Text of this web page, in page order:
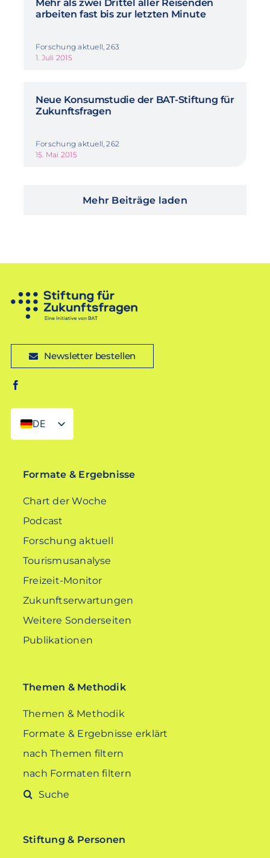
Mehr als zwei Drittel aller Reisenden
arbeiten fast bis zur letzten Minute
Forschung aktuell, 263
1. Juli 2015
Neue Konsumstudie der BAT-Stiftung für
Zukunftsfragen
Forschung aktuell, 262
15. Mai 2015
Mehr Beiträge laden
Newsletter bestellen
DE
EN
Formate & Ergebnisse
Chart der Woche
Podcast
Forschung aktuell
Tourismusanalyse
Freizeit-Monitor
Zukunftserwartungen
Weitere Sonderseiten
Publikationen
Themen & Methodik
Themen & Methodik
Formate & Ergebnisse erklärt
nach Themen filtern
nach Formaten filtern
Suche
Stiftung & Personen